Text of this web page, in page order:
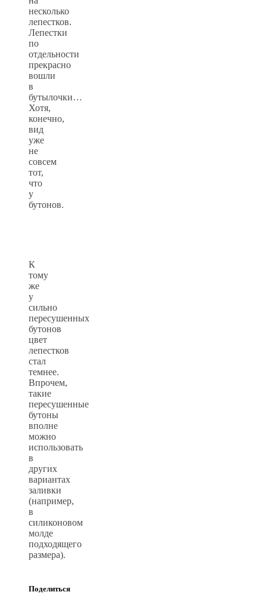
несколько
лепестков.
Лепестки
по
отдельности
прекрасно
вошли
в
бутылочки…
Хотя,
конечно,
вид
уже
не
совсем
тот,
что
у
бутонов.
К
тому
же
у
сильно
пересушенных
бутонов
цвет
лепестков
стал
темнее.
Впрочем,
такие
пересушенные
бутоны
вполне
можно
использовать
в
других
вариантах
заливки
(например,
в
силиконовом
молде
подходящего
размера).
Поделиться